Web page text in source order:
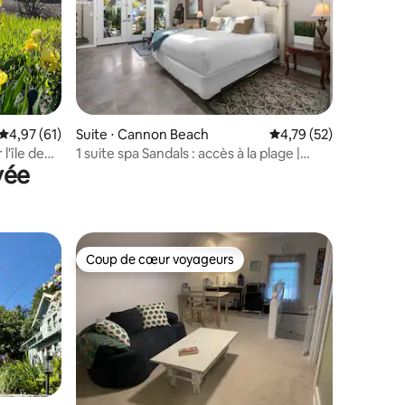
: 5 sur 5
moyenne sur la base de 61 commentaires : 4,97 sur 5
4,97 (61)
l'île de
Suite ⋅ Cannon Beach Évaluation moyenne
4,79 (52)
1 suite spa Sandals : accès à la plage |
appréciés Coup de cœur voyageurs
Coup de cœur voyageurs